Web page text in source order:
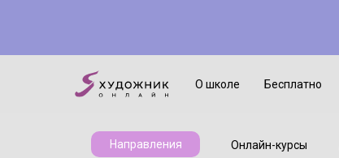
О школе Бесплатно
Онлайн-курсы
Направления